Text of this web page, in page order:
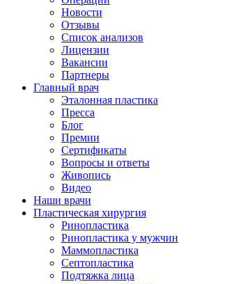
Новости
Отзывы
Список анализов
Лицензии
Вакансии
Партнеры
Главный врач
Эталонная пластика
Пресса
Блог
Премии
Сертификаты
Вопросы и ответы
Живопись
Видео
Наши врачи
Пластическая хирургия
Ринопластика
Ринопластика у мужчин
Маммопластика
Септопластика
Подтяжка лица